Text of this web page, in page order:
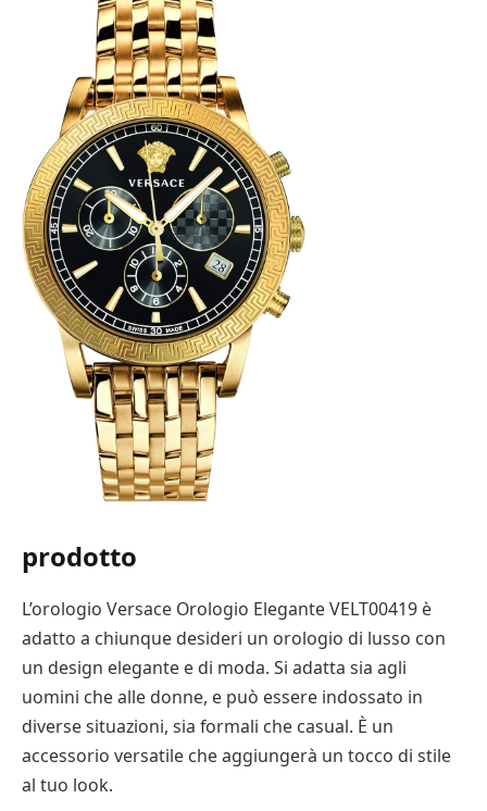
prodotto
L’orologio Versace Orologio Elegante VELT00419 è
adatto a chiunque desideri un orologio di lusso con
un design elegante e di moda. Si adatta sia agli
uomini che alle donne, e può essere indossato in
diverse situazioni, sia formali che casual. È un
accessorio versatile che aggiungerà un tocco di stile
al tuo look.